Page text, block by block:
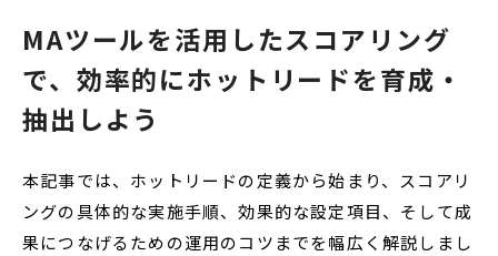
MAツールを活用したスコアリング
で、効率的にホットリードを育成・
抽出しよう
本記事では、ホットリードの定義から始まり、スコアリ
ングの具体的な実施手順、効果的な設定項目、そして成
果につなげるための運用のコツまでを幅広く解説しまし